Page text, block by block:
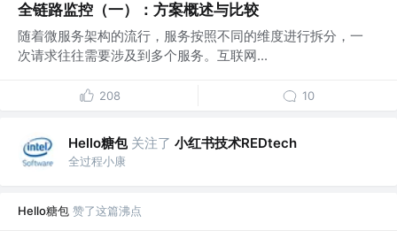
全链路监控（一）：方案概述与比较
随着微服务架构的流行，服务按照不同的维度进行拆分，一
次请求往往需要涉及到多个服务。互联网...
208 10
Hello糖包 关注了 小红书技术REDtech
全过程小康
Hello糖包 赞了这篇沸点